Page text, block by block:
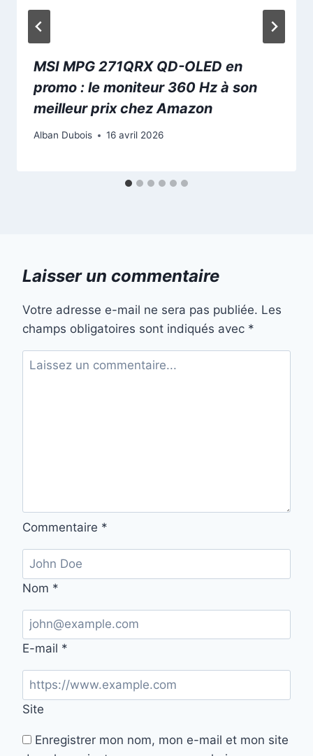
MSI MPG 271QRX QD-OLED en
promo : le moniteur 360 Hz à son
meilleur prix chez Amazon
Alban Dubois 16 avril 2026
Laisser un commentaire
Votre adresse e-mail ne sera pas publiée. Les
champs obligatoires sont indiqués avec *
Commentaire *
Nom *
E-mail *
Site
Enregistrer mon nom, mon e-mail et mon site